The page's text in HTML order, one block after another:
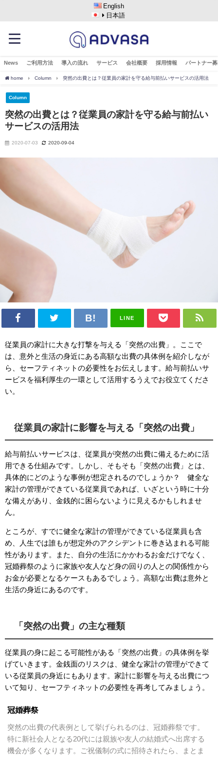
English
日本語
News ご利用方法 導入の流れ サービス 会社概要 採用情報 パートナー
home Column 突然の出費とは？従業員の家計を守る給与前払いサービスの活用法
Column
突然の出費とは？従業員の家計を守る給与前払い
サービスの活用法
2020-07-03 2020-09-04
LINE
従業員の家計に大きな打撃を与える「突然の出費」。ここで
は、意外と生活の身近にある高額な出費の具体例を紹介しなが
ら、セーフティネットの必要性をお伝えします。給与前払いサ
ービスを福利厚生の一環として活用するうえでお役立てくださ
い。
従業員の家計に影響を与える「突然の出費」
給与前払いサービスは、従業員が突然の出費に備えるために活
用できる仕組みです。しかし、そもそも「突然の出費」とは、
具体的にどのような事例が想定されるのでしょうか？ 健全な
家計の管理ができている従業員であれば、いざという時に十分
な備えがあり、金銭的に困らないように見えるかもしれませ
ん。
ところが、すでに健全な家計の管理ができている従業員も含
め、人生では誰もが想定外のアクシデントに巻き込まれる可能
性があります。また、自分の生活にかかわるお金だけでなく、
冠婚葬祭のように家族や友人など身の回りの人との関係性から
お金が必要となるケースもあるでしょう。高額な出費は意外と
生活の身近にあるのです。
「突然の出費」の主な種類
従業員の身に起こる可能性がある「突然の出費」の具体例を挙
げていきます。金銭面のリスクは、健全な家計の管理ができて
いる従業員の身近にもあります。家計に影響を与える出費につ
いて知り、セーフティネットの必要性を再考してみましょう。
冠婚葬祭
突然の出費の代表例として挙げられるのは、冠婚葬祭です。
特に新社会人となる20代には親族や友人の結婚式へ出席する
機会が多くなります。ご祝儀制の式に招待されたら、まとま